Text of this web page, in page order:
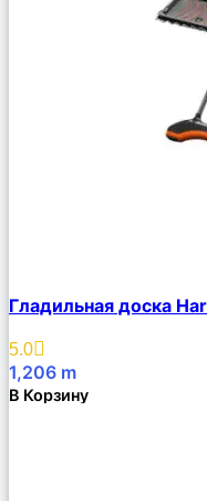
Описание
Избранное
Гладильная доска
5.0
1,206 m
В Корзину